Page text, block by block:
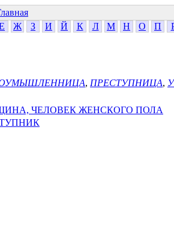
Ж З И Й К Л М Н О П
, ПРЕСТУПНИЦА,
ЧЕЛОВЕК ЖЕНСКОГО ПОЛА